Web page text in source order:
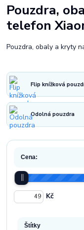
Pouzdra,
telefon
Pouzdra, obaly a kryty
Flip knížková
Odolná pouzdra
Cena:
Kč
Štítky